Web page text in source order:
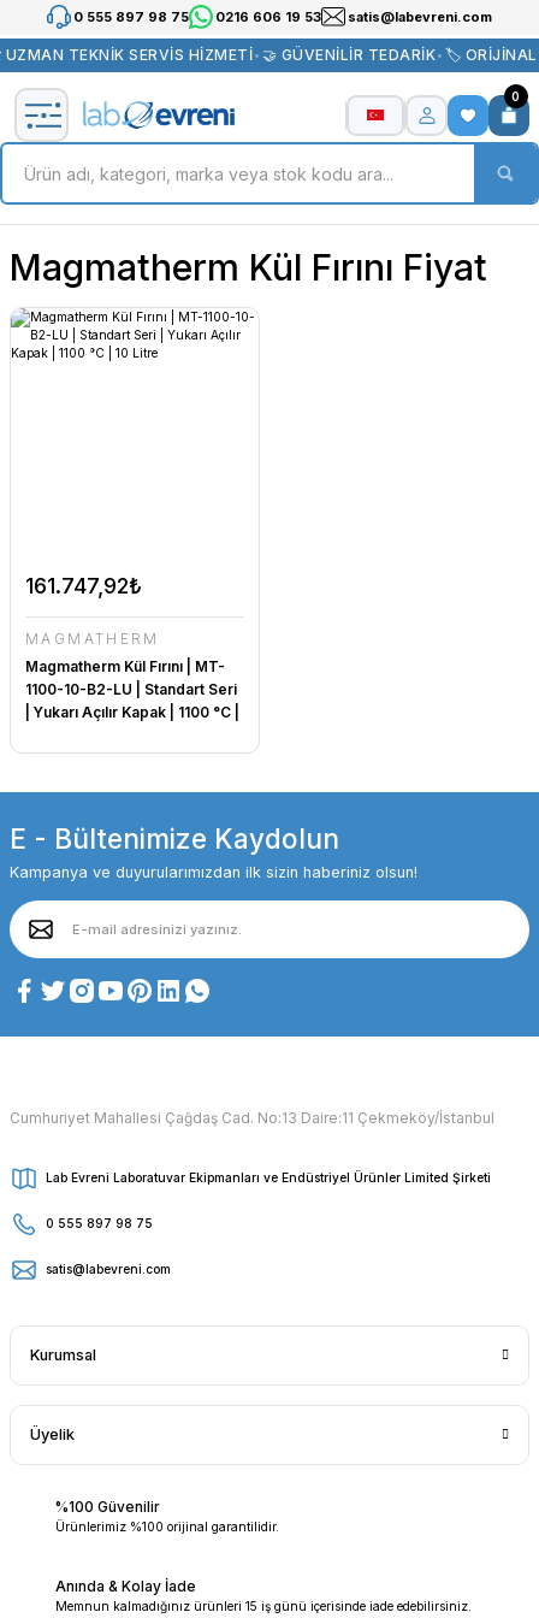
0 555 897 98 75 0216 606 19 53 satis@labevreni.com
TEKNİK SERVİS HİZMETİ •🤝 GÜVENİLİR TEDARİK•🏷️ ORİJİNAL
0
Magmatherm Kül Fırını Fiyat
161.747,92₺
MAGMATHERM
Magmatherm Kül Fırını | MT-
1100-10-B2-LU | Standart Seri
| Yukarı Açılır Kapak | 1100 °C |
E - Bültenimize Kaydolun
Kampanya ve duyurularımızdan ilk sizin haberiniz olsun!
Cumhuriyet Mahallesi Çağdaş Cad. No:13 Daire:11 Çekmeköy/İstanbul
Lab Evreni Laboratuvar Ekipmanları ve Endüstriyel Ürünler Limited Şirketi
0 555 897 98 75
satis@labevreni.com
Kurumsal
Üyelik
%100 Güvenilir
Ürünlerimiz %100 orijinal garantilidir.
Anında & Kolay İade
Memnun kalmadığınız ürünleri 15 iş günü içerisinde iade edebilirsiniz.